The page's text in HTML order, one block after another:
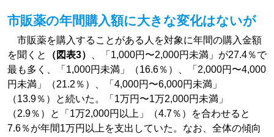
市販薬の年間購入額に大きな変化はないが
市販薬を購入することがある人を対象に年間の購入金額
を聞くと
（図表3）
、「1,000円〜2,000円未満」が27.4％で
最も多く、「1,000円未満」（16.6％）、「2,000円〜4,000
円未満」（21.2％）、「4,000円〜6,000円未満」
（13.9％）と続いた。「1万円〜1万2,000円未満」
（2.9％）と「1万2,000円以上」（4.7％）を合わせると
7.6％が年間1万円以上を支出していた。なお、全体の傾向